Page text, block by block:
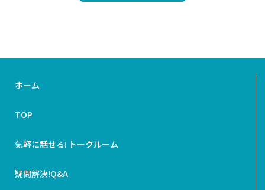
ホーム
TOP
気軽に話せる! トークルーム
疑問解決!Q&A